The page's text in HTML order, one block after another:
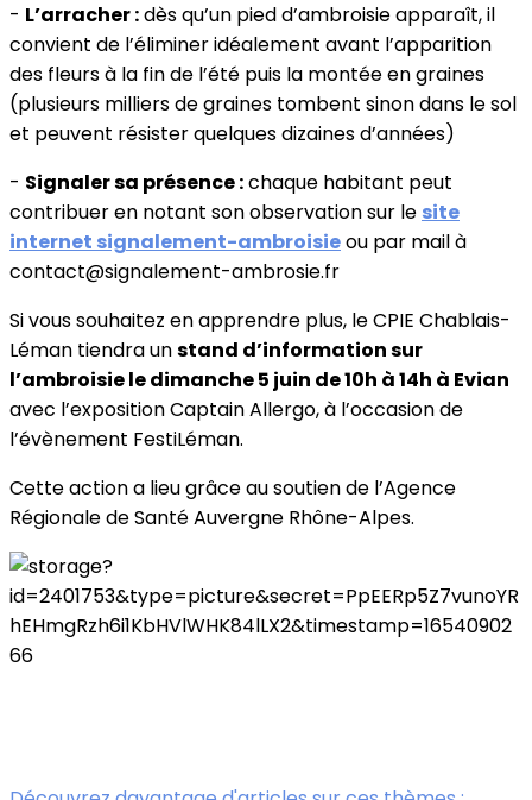
- L’arracher :dès qu’un pied d’ambroisie apparaît, il
convient de l’éliminer idéalement avant l’apparition
des fleurs à la fin de l’été puis la montée en graines
(plusieurs milliers de graines tombent sinon dans le sol
et peuvent résister quelques dizaines d’années)
- Signaler sa présence :chaque habitant peut
contribuer en notant son observation sur le site
internet signalement-ambroisieou par mail à
contact@signalement-ambrosie.fr
Si vous souhaitez en apprendre plus, le CPIE Chablais-
Léman tiendra unstand d’information sur
l’ambroisie le dimanche 5 juin de 10h à 14h à Evian
avec l’exposition Captain Allergo, à l’occasion de
l’évènement FestiLéman.
Cette action a lieu grâce au soutien de l’Agence
Régionale de Santé Auvergne Rhône-Alpes.